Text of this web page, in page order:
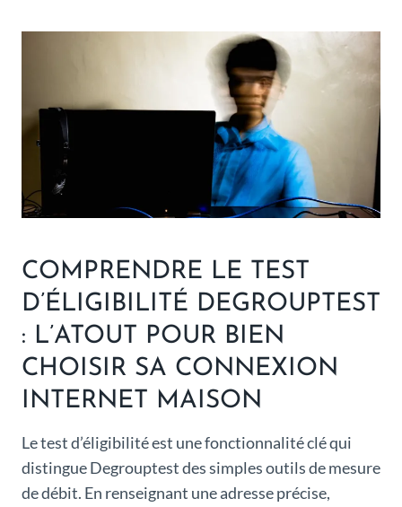
COMPRENDRE LE TEST
D’ÉLIGIBILITÉ DEGROUPTEST
: L’ATOUT POUR BIEN
CHOISIR SA CONNEXION
INTERNET MAISON
Le test d’éligibilité est une fonctionnalité clé qui
distingue Degrouptest des simples outils de mesure
de débit. En renseignant une adresse précise,